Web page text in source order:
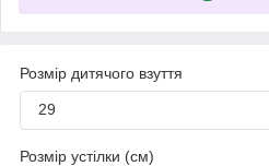
Розмір дитячого взуття
29
Розмір устілки (см)